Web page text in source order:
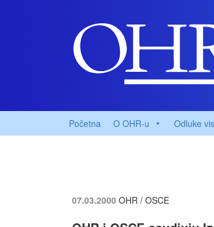
Početna O OHR-u Odluke
07.03.2000 OHR / OSCE